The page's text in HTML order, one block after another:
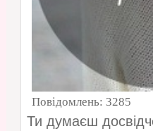
Повідомлень: 3285
Ти думаєш